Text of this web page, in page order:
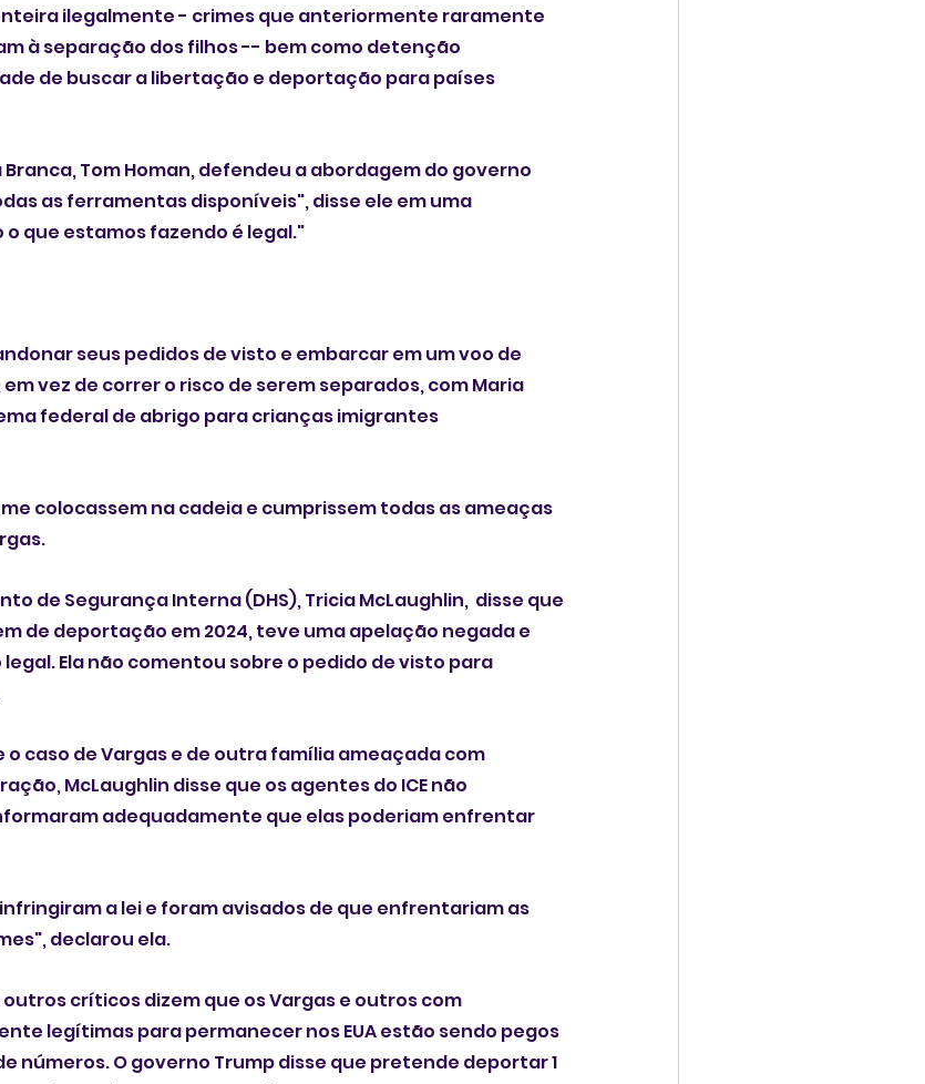
ilegalmente - crimes que anteriormente raramente
à separação dos filhos -- bem como detenção
de buscar a libertação e deportação para países
Tom Homan, defendeu a abordagem do governo
as ferramentas disponíveis", disse ele em uma
que estamos fazendo é legal."
seus pedidos de visto e embarcar em um voo de
vez de correr o risco de serem separados, com Maria
federal de abrigo para crianças imigrantes
colocassem na cadeia e cumprissem todas as ameaças
de Segurança Interna (DHS), Tricia McLaughlin,  disse que
de deportação em 2024, teve uma apelação negada e
Ela não comentou sobre o pedido de visto para
caso de Vargas e de outra família ameaçada com
McLaughlin disse que os agentes do ICE não
adequadamente que elas poderiam enfrentar
a lei e foram avisados de que enfrentariam as
declarou ela.
críticos dizem que os Vargas e outros com
legítimas para permanecer nos EUA estão sendo pegos
números. O governo Trump disse que pretende deportar 1